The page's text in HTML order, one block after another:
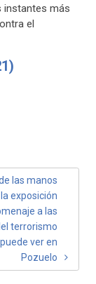
instantes más
el
las manos
la exposición
a las
terrorismo
ver en
Pozuelo